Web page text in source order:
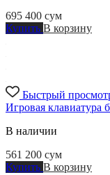
695 400 сум
Купить В корзину
Быстрый
Игровая клавиатура
В наличии
561 200 сум
Купить В корзину